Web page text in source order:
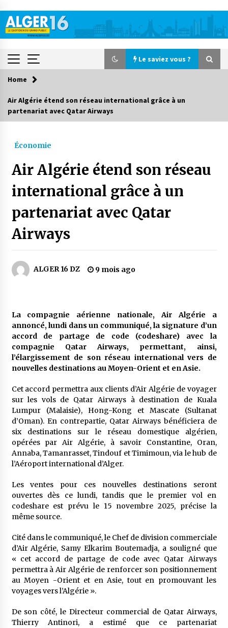
content
Le saviez vous ?
Le saviez vous ?
Le CRA lance une campagne nationale de
Accidents de la circulation : 11 décès et 243
blessés en 24 heures
Début des camps d’été pour un deuxième
groupe d’enfants autistes
6 jours ago
pharmacies désormais possible pour les
ayants droit
1 semaine ago
La Gendarmerie nationale lance ses comptes
officiels sur les réseaux sociaux
2 semaines ago
Droit de change : Le CPA lance une carte VISA
dédiée aux voyages à l’étranger
2 semaines ago
En service à partir du 1er août prochain :
Lancement de la plateforme numérique dédiée
à l’importation
2 semaines ago
Affaires religieuses : Ouverture des
candidatures au concours du Prix national du
meilleur prêche du vendredi
Droit à l’affiliation au régime national de
retraite : Coup d’envoi d’une campagne de
sensibilisation au profit de la communauté
nationale à l’étranger
3 semaines ago
Lancement d’une campagne nationale de
sensibilisation sur la lutte contre le travail
3 semaines ago
Home
Air Algérie étend son réseau international grâce à un
partenariat avec Qatar Airways
Économie
Air Algérie étend son réseau
international grâce à un
partenariat avec Qatar
Airways
ALGER 16 DZ 9 mois ago
La compagnie aérienne nationale, Air Algérie a
annoncé, lundi dans un communiqué, la signature d’un
accord de partage de code (codeshare) avec la
compagnie Qatar Airways, permettant, ainsi,
l’élargissement de son réseau international vers de
nouvelles destinations au Moyen-Orient et en Asie.
Cet accord permettra aux clients d’Air Algérie de voyager
sur les vols de Qatar Airways à destination de Kuala
Lumpur (Malaisie), Hong-Kong et Mascate (Sultanat
d’Oman). En contrepartie, Qatar Airways bénéficiera de
six destinations sur le réseau domestique algérien,
opérées par Air Algérie, à savoir Constantine, Oran,
Annaba, Tamanrasset, Tindouf et Timimoun, via le hub de
l’Aéroport international d’Alger.
Les ventes pour ces nouvelles destinations seront
ouvertes dès ce lundi, tandis que le premier vol en
codeshare est prévu le 15 novembre 2025, précise la
même source.
Cité dans le communiqué, le Chef de division commerciale
d’Air Algérie, Samy Elkarim Boutemadja, a souligné que
« cet accord de partage de code avec Qatar Airways
permettra à Air Algérie de renforcer son positionnement
au Moyen -Orient et en Asie, tout en promouvant les
voyages vers l’Algérie ».
De son côté, le Directeur commercial de Qatar Airways,
Thierry Antinori, a estimé que ce partenariat